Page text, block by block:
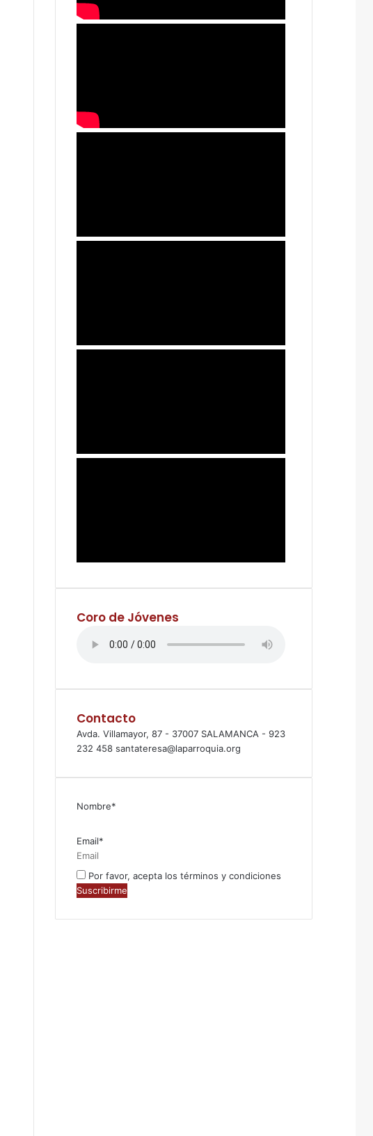
Coro de Jóvenes
Contacto
Avda. Villamayor, 87 - 37007 SALAMANCA - 923
232 458 santateresa@laparroquia.org
Nombre*
Email*
Por favor, acepta los términos y condiciones